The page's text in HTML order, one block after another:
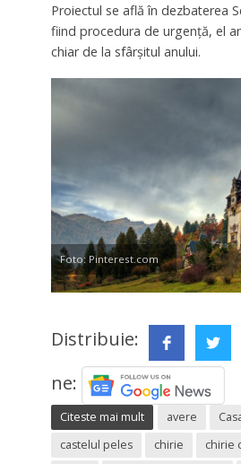
Proiectul se află în dezbaterea
fiind procedura de urgență, el
chiar de la sfârșitul anului.
Foto: Pinterest.com
Distribuie:
ne:
Citeste mai mult avere
castelul peles
chirie chirie